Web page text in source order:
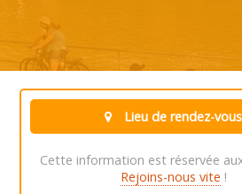
Lieu de rendez-vous
Cette information est réservée
Rejoins-nous vite !